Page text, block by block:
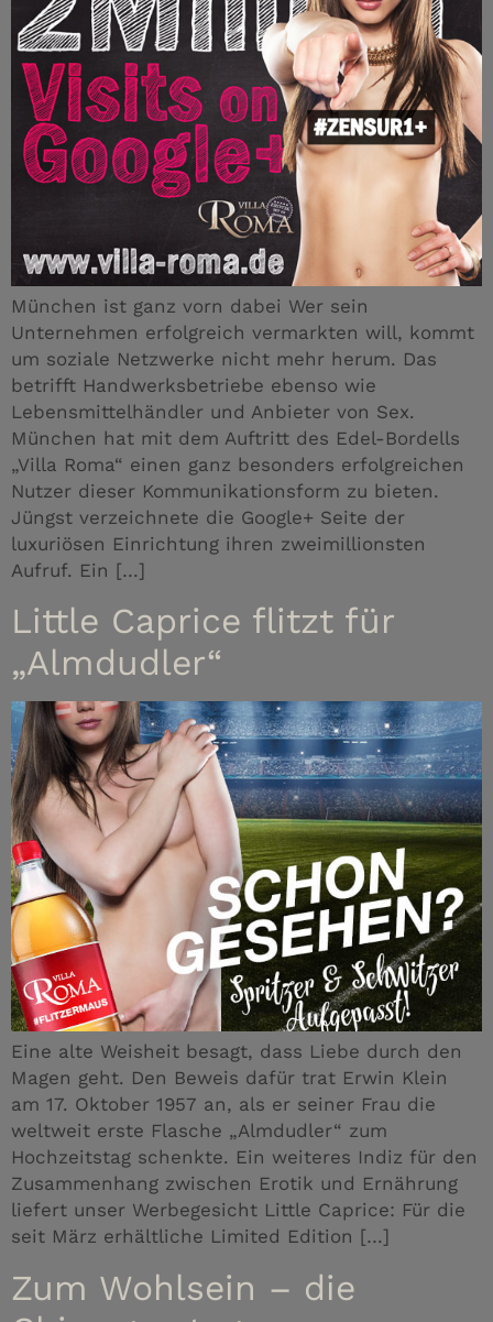
München ist ganz vorn dabei Wer sein
Unternehmen erfolgreich vermarkten will, kommt
um soziale Netzwerke nicht mehr herum. Das
betrifft Handwerksbetriebe ebenso wie
Lebensmittelhändler und Anbieter von Sex.
München hat mit dem Auftritt des Edel-Bordells
„Villa Roma“ einen ganz besonders erfolgreichen
Nutzer dieser Kommunikationsform zu bieten.
Jüngst verzeichnete die Google+ Seite der
luxuriösen Einrichtung ihren zweimillionsten
Aufruf. Ein […]
Little Caprice flitzt für
„Almdudler“
Eine alte Weisheit besagt, dass Liebe durch den
Magen geht. Den Beweis dafür trat Erwin Klein
am 17. Oktober 1957 an, als er seiner Frau die
weltweit erste Flasche „Almdudler“ zum
Hochzeitstag schenkte. Ein weiteres Indiz für den
Zusammenhang zwischen Erotik und Ernährung
liefert unser Werbegesicht Little Caprice: Für die
seit März erhältliche Limited Edition […]
Zum Wohlsein – die